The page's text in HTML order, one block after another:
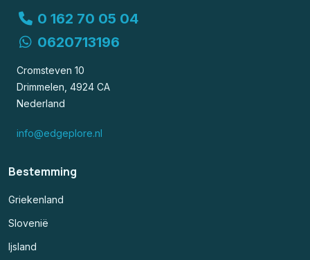
0 162 70 05 04
0620713196
Cromsteven 10
Drimmelen, 4924 CA
Nederland
info@edgeplore.nl
Bestemming
Griekenland
Slovenië
Ijsland